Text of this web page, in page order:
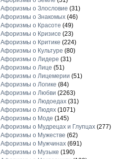
Афоризмы о Злословие (31)
Афоризмы о Знакомых(46)
Афоризмы о Красоте (49)
Афоризмы о Кризисе (23)
Афоризмы о Критике (224)
Афоризмы о Культуре (80)
Афоризмы о Лидере (31)
Афоризмы о Лице (51)
Афоризмы о Лицемерии (51)
Афоризмы о Логике (84)
Афоризмы о Любви (2263)
Афоризмы о Людоедах(31)
Афоризмы о Людях(1071)
Афоризмы о Моде (145)
Афоризмы о Мудрецах и Глупцах(277)
Афоризмы о Мужестве (62)
Афоризмы о Мужчинах(691)
Афоризмы о Музыке (190)